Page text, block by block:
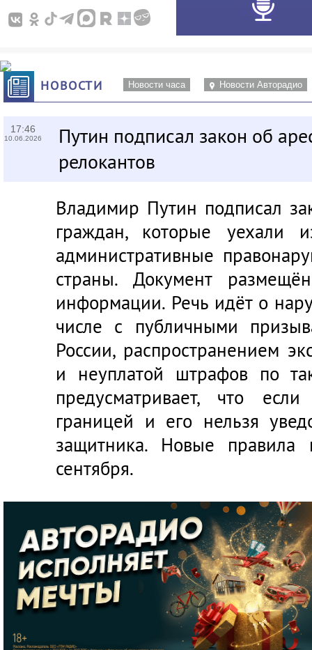
НОВОСТИ Новости часа Новости Авторадио
17:46
10.06.2026
Путин подписал закон об
релокантов
Владимир Путин подписал
граждан, которые уехали
административные
страны. Документ
информации. Речь идёт о
числе с публичными
России, распространением
и неуплатой штрафов по
предусматривает, что
границей и его нельзя
защитника. Новые правила
сентября.